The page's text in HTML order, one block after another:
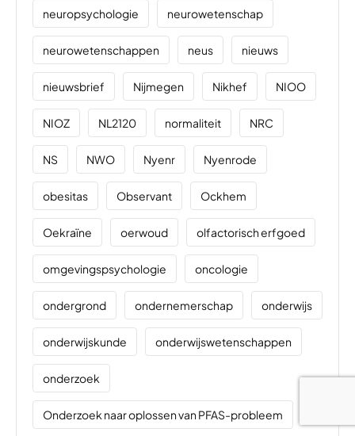
neuropsychologie neurowetenschap
neurowetenschappen neus nieuws
nieuwsbrief Nijmegen Nikhef NIOO
NIOZ NL2120 normaliteit NRC
NS NWO Nyenr Nyenrode
obesitas Observant Ockhem
Oekraïne oerwoud olfactorisch erfgoed
omgevingspsychologie oncologie
ondergrond ondernemerschap onderwijs
onderwijskunde onderwijswetenschappen
onderzoek
Onderzoek naar oplossen van PFAS-probleem